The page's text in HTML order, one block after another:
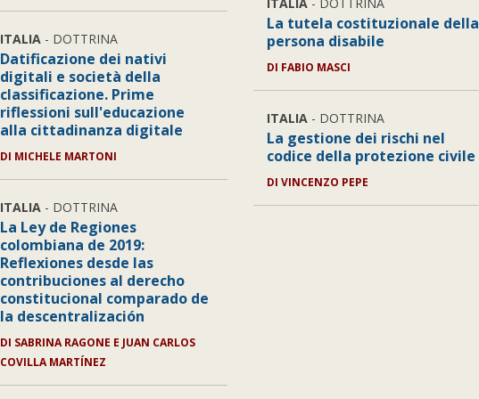
ITALIA - DOTTRINA
Datificazione dei nativi
digitali e società della
classificazione. Prime
riflessioni sull'educazione
alla cittadinanza digitale
DI MICHELE MARTONI
ITALIA - DOTTRINA
La Ley de Regiones
colombiana de 2019:
Reflexiones desde las
contribuciones al derecho
constitucional comparado de
la descentralización
DI SABRINA RAGONE E JUAN CARLOS
COVILLA MARTÍNEZ
La tutela costituzionale della
persona disabile
DI FABIO MASCI
ITALIA- DOTTRINA
La gestione dei rischi nel
codice della protezione civile
DI VINCENZO PEPE